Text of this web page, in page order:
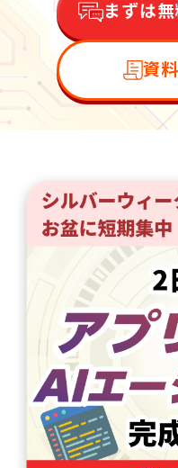
まずは
資